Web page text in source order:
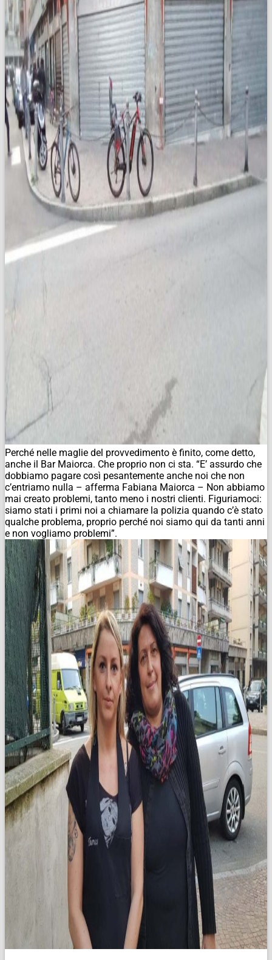
Perché nelle maglie del provvedimento è finito, come detto,
anche il Bar Maiorca. Che proprio non ci sta. “E’ assurdo che
dobbiamo pagare così pesantemente anche noi che non
c’entriamo nulla – afferma Fabiana Maiorca – Non abbiamo
mai creato problemi, tanto meno i nostri clienti. Figuriamoci:
siamo stati i primi noi a chiamare la polizia quando c’è stato
qualche problema, proprio perché noi siamo qui da tanti anni
e non vogliamo problemi”.